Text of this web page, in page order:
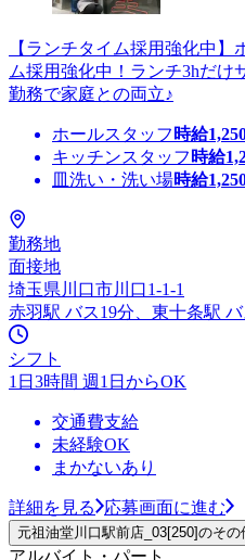
【ランチタイム採用強化中
ム採用強化中！ランチ3hだ
勤務で家庭との両立♪
ホールスタッフ 時給
キッチンスタッフ 時給
皿洗い・洗い場時給
勤務地
面接地
埼玉県川口市川口1-1-1
赤羽駅 バス19分、東十条駅
シフト
1日3時間 週1日からOK
交通費支給
未経験OK
まかないあり
詳細を見る 応募画面に進む
元祖油堂川口駅前店_03[250]のそ
アルバイト・パート